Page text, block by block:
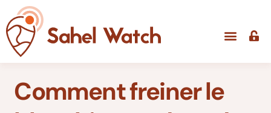
Comment freiner le